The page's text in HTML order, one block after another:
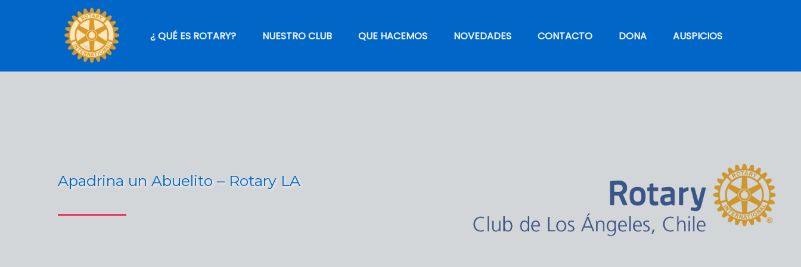
¿ QUÉ ES ROTARY? NUESTRO CLUB QUE HACEMOS NOVEDADES CONTACTO DONA AUSPICIOS
Apadrina un Abuelito – Rotary LA